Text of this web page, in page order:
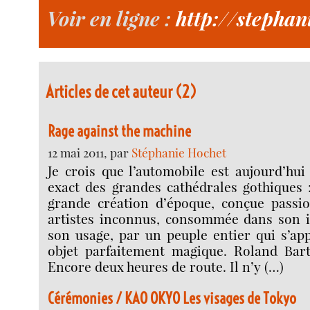
Voir en ligne : http://
Articles de cet auteur (2)
Rage against the machine
12 mai 2011, par Stéphanie Hochet
Je crois que l’automobile est aujourd’hui
exact des grandes cathédrales
grande création d’époque, conçue
artistes inconnus, consommée dans son
son usage, par un peuple entier qui
objet parfaitement magique. Roland
Encore deux heures de route. Il n’y (…)
Cérémonies / KAO OKYO Les visages de Tokyo